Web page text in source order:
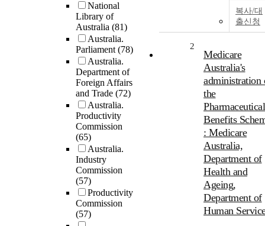
National
Library of
Australia (81)
Australia.
Parliament(78)
Australia.
Department of
Foreign Affairs
and Trade (72)
Australia.
Productivity
Commission
(65)
Australia.
Industry
Commission
(57)
Productivity
Commission
(57)
복사/대
출신청
2
Medicare
Australia's
administration
the
Pharmaceutical
Benefits
: Medicare
Australia,
Department of
Health and
Ageing,
Department of
Human